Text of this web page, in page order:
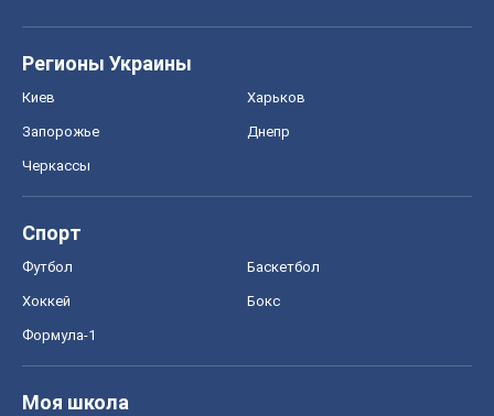
Регионы Украины
Киев Харьков
Запорожье Днепр
Черкассы
Спорт
Футбол Баскетбол
Хоккей Бокс
Формула-1
Моя школа